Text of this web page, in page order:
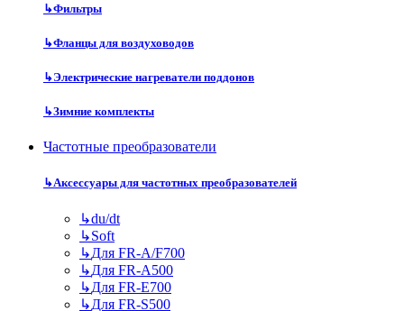
↳Фильтры
↳Фланцы для воздуховодов
↳Электрические нагреватели поддонов
↳Зимние комплекты
Частотные преобразователи
↳Аксессуары для частотных преобразователей
↳du/dt
↳Soft
↳Для FR-A/F700
↳Для FR-A500
↳Для FR-E700
↳Для FR-S500